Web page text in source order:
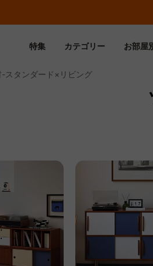
特集 カテゴリー お部屋
-スタンダード×リビング